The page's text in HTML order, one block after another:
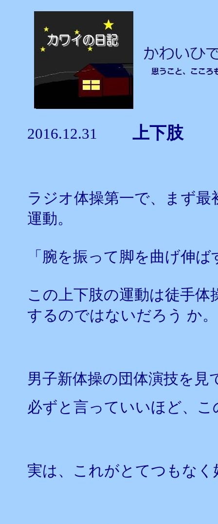
2016.12.31 上下
ラジオ体操第一で、まず
運動。
「腕を振って脚を曲げ伸ば
この上下肢の運動は徒手
するのではないだろう か。
男子新体操の団体演技を見
必ずと言っていいほど、
実は、これがとてつもなく